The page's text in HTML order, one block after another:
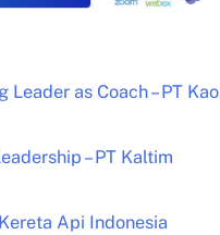
as Coach – PT Kao
– PT Kaltim
Api Indonesia